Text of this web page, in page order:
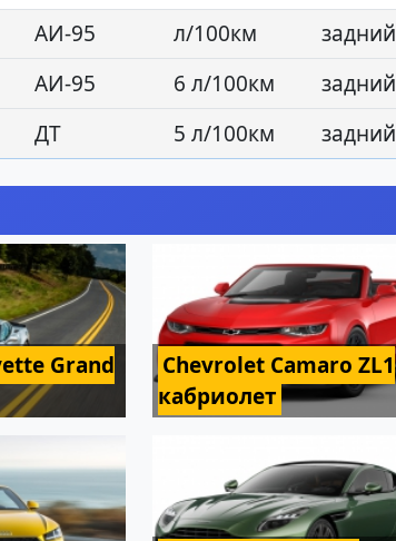
АИ-95 л/100км
задний
АИ-95 6 л/100км
задний
ДТ 5 л/100км задний
Grand
Chevrolet Camaro ZL1
кабриолет